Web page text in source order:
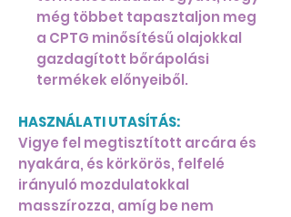
még többet tapasztaljon meg
a CPTG minősítésű olajokkal
gazdagított bőrápolási
termékek előnyeiből.
HASZNÁLATI UTASÍTÁS:
Vigye fel megtisztított arcára és
nyakára, és körkörös, felfelé
irányuló mozdulatokkal
masszírozza, amíg be nem